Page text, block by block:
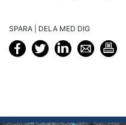
SPARA | DELA MED DIG